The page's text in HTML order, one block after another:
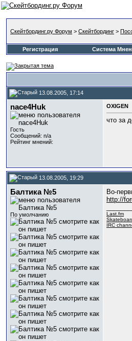
Скейтбординг.ру Форум > Скейтбординг >
Регистрация Система
13.08.2005, 17:14
nace4Huk
Гость
Сообщений: n/a
Рейтинг мнений:
OXIGEN
что за
13.08.2005, 19:29
Балтика №5
По умолчанию
Во-
http://
Last.fm
IRC